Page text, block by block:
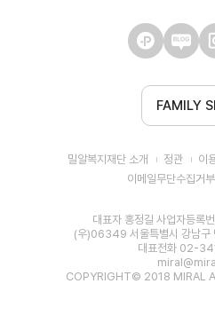
FAMILY
밀알복지재단 소개 정관 이
이메일무단수집거부
대표자 홍정길 사업자등
(우)06349 서울특별시 강남구
대표전화 02-
COPYRIGHT© 2018 MIRAL